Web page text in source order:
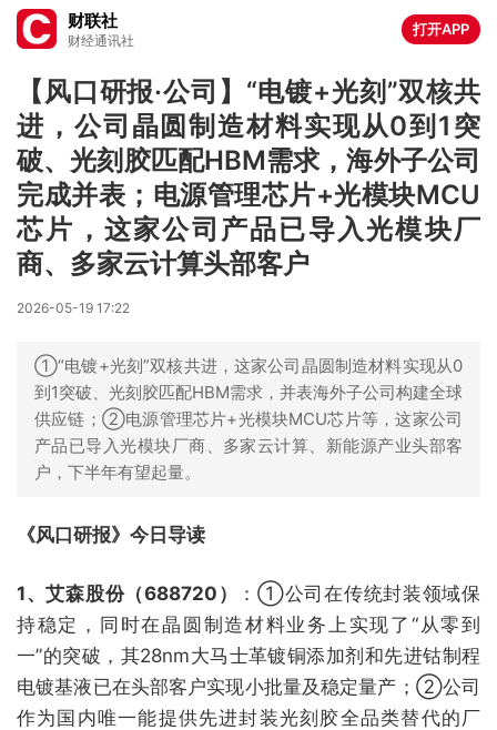
财联社
财经通讯社
打开APP
【风口研报·公司】“电镀+光刻”双核共
进，公司晶圆制造材料实现从0到1突
破、光刻胶匹配HBM需求，海外子公司
完成并表；电源管理芯片+光模块MCU
芯片，这家公司产品已导入光模块厂
商、多家云计算头部客户
2026-05-19 17:22
①“电镀+光刻”双核共进，这家公司晶圆制造材料实现从0
到1突破、光刻胶匹配HBM需求，并表海外子公司构建全球
供应链；②电源管理芯片+光模块MCU芯片等，这家公司
产品已导入光模块厂商、多家云计算、新能源产业头部客
户，下半年有望起量。
《风口研报》今日导读
1、艾森股份（688720）
：①公司在传统封装领域保
持稳定，同时在晶圆制造材料业务上实现了“从零到
一”的突破，其28nm大马士革镀铜添加剂和先进钴制程
电镀基液已在头部客户实现小批量及稳定量产；②公司
作为国内唯一能提供先进封装光刻胶全品类替代的厂